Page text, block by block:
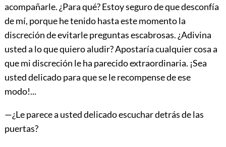
acompañarle. ¿Para qué? Estoy seguro de que desconfía
de mí, porque he tenido hasta este momento la
discreción de evitarle preguntas escabrosas. ¿Adivina
usted a lo que quiero aludir? Apostaría cualquier cosa a
que mi discreción le ha parecido extraordinaria. ¡Sea
usted delicado para que se le recompense de ese
modo!...
—¿Le parece a usted delicado escuchar detrás de las
puertas?